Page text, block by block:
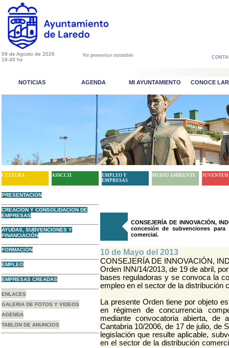
09 de Agosto de 2026
18:40 hs
Ver pronostico extendido
NOTICIAS AGENDA MI AYUNTAMIENTO CONOCE
CULTURA ASSCCII
EMPLEO Y
EMPRESAS
MEDIO AMBIENTE JUVENTUD
PRESENTACION
CREACION Y CONSOLIDACION DE
EMPRESAS
AYUDAS, SUBVENCIONES Y
FINANCIACIÓN
FORMACIÓN
EMPLEO
EMPRESAS CREADAS
ENLACES
GALERIA DE FOTOS Y VIDEOS
AGENDA
TABLON DE ANUNCIOS
CONSEJERÍA DE INNOVACIÓN,
concesión de subvenciones
comercial.
10 de Mayo del 2013
CONSEJERÍA DE INNOVACIÓN,
Orden INN/14/2013, de 19 de abril,
bases reguladoras y se convoca la
empleo en el sector de la distribución
La presente Orden tiene por objeto
en régimen de concurrencia
mediante convocatoria abierta,
Cantabria 10/2006, de 17 de julio, de
legislación que resulte aplicable,
en el sector de la distribución